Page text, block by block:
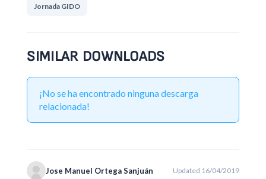
Jornada GIDO
SIMILAR DOWNLOADS
¡No se ha encontrado ninguna descarga
relacionada!
Jose Manuel Ortega Sanjuán Updated 16/04/2019